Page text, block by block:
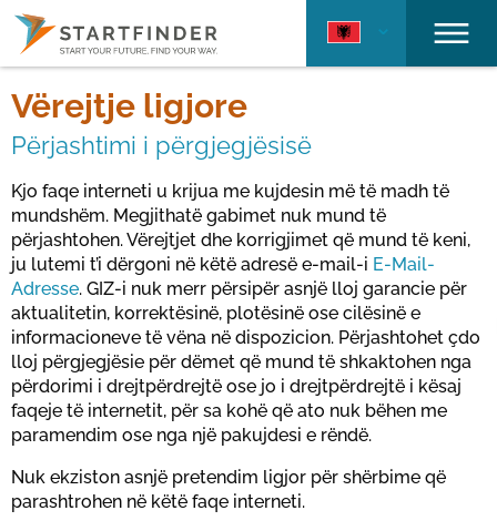
Vërejtje ligjore
Përjashtimi i përgjegjësisë
Kjo faqe interneti u krijua me kujdesin më të madh të
mundshëm. Megjithatë gabimet nuk mund të
përjashtohen. Vërejtjet dhe korrigjimet që mund të keni,
ju lutemi t’i dërgoni në këtë adresë e-mail-i E-Mail-
Adresse. GIZ-i nuk merr përsipër asnjë lloj garancie për
aktualitetin, korrektësinë, plotësinë ose cilësinë e
informacioneve të vëna në dispozicion. Përjashtohet çdo
lloj përgjegjësie për dëmet që mund të shkaktohen nga
përdorimi i drejtpërdrejtë ose jo i drejtpërdrejtë i kësaj
faqeje të internetit, për sa kohë që ato nuk bëhen me
paramendim ose nga një pakujdesi e rëndë.
Nuk ekziston asnjë pretendim ligjor për shërbime që
parashtrohen në këtë faqe interneti.